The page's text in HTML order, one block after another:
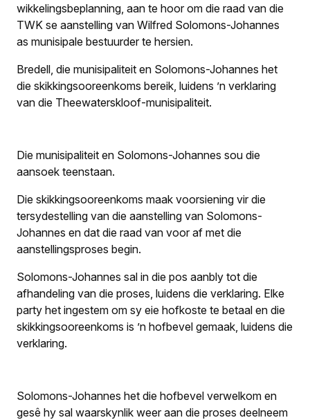
wikkelingsbeplanning, aan te hoor om die raad van die
TWK se aanstelling van Wilfred Solomons-Johannes
as munisipale bestuurder te hersien.
Bredell, die munisipaliteit en Solomons-Johannes het
die skikkingsooreenkoms bereik, luidens ’n verklaring
van die Theewaterskloof-munisipaliteit.
Die munisipaliteit en Solomons-Johannes sou die
aansoek teenstaan.
Die skikkingsooreenkoms maak voorsiening vir die
tersydestelling van die aanstelling van Solomons-
Johannes en dat die raad van voor af met die
aanstellingsproses begin.
Solomons-Johannes sal in die pos aanbly tot die
afhandeling van die proses, luidens die verklaring. Elke
party het ingestem om sy eie hofkoste te betaal en die
skikkingsooreenkoms is ’n hofbevel gemaak, luidens die
verklaring.
Solomons-Johannes het die hofbevel verwelkom en
gesê hy sal waarskynlik weer aan die proses deelneem